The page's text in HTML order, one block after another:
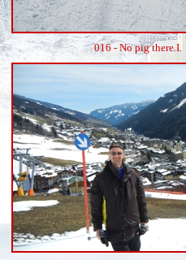
016 - No pig there I.